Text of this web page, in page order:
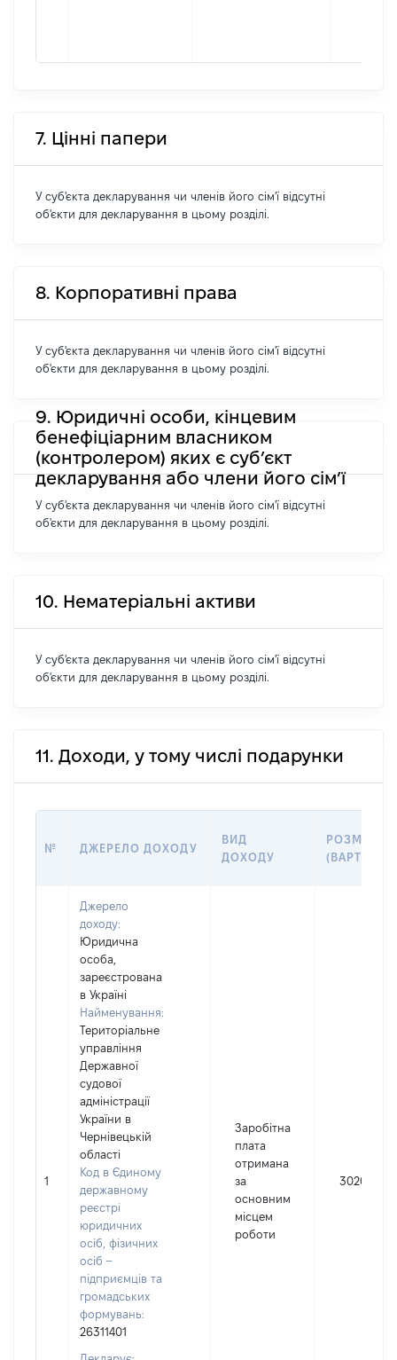
7. Цінні папери
У суб'єкта декларування чи членів його сім'ї відсутні
об'єкти для декларування в цьому розділі.
8. Корпоративні права
У суб'єкта декларування чи членів його сім'ї відсутні
об'єкти для декларування в цьому розділі.
9. Юридичні особи, кінцевим
бенефіціарним власником
(контролером) яких є суб’єкт
декларування або члени його сім’ї
У суб'єкта декларування чи членів його сім'ї відсутні
об'єкти для декларування в цьому розділі.
10. Нематеріальні активи
У суб'єкта декларування чи членів його сім'ї відсутні
об'єкти для декларування в цьому розділі.
11. Доходи, у тому числі подарунки
№ ДЖЕРЕЛО ДОХОДУ
ВИД
ДОХОДУ
РОЗМІР
(ВАРТІСТЬ)
1
Джерело
доходу:
Юридична
особа,
зареєстрована
в Україні
Найменування:
Територіальне
управління
Державної
судової
адміністрації
України в
Чернівецькій
області
Код в Єдиному
державному
реєстрі
юридичних
осіб, фізичних
осіб –
підприємців та
громадських
формувань:
26311401
Заробітна
плата
отримана
за
основним
місцем
роботи
302025